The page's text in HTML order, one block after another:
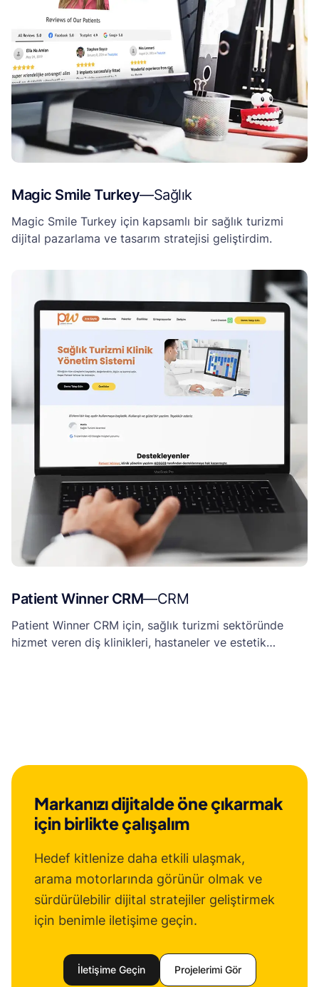
Magic Smile Turkey—Sağlık
Magic Smile Turkey için kapsamlı bir sağlık turizmi
dijital pazarlama ve tasarım stratejisi geliştirdim.
Patient Winner CRM—CRM
Patient Winner CRM için, sağlık turizmi sektöründe
hizmet veren diş klinikleri, hastaneler ve estetik
Markanızı dijitalde öne çıkarmak
için birlikte çalışalım
Hedef kitlenize daha etkili ulaşmak,
arama motorlarında görünür olmak ve
sürdürülebilir dijital stratejiler geliştirmek
için benimle iletişime geçin.
İletişime Geçin Projelerimi Gör